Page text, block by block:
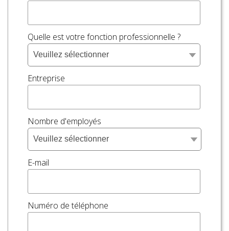
Quelle est votre fonction professionnelle ?
Entreprise
Nombre d'employés
E-mail
Numéro de téléphone